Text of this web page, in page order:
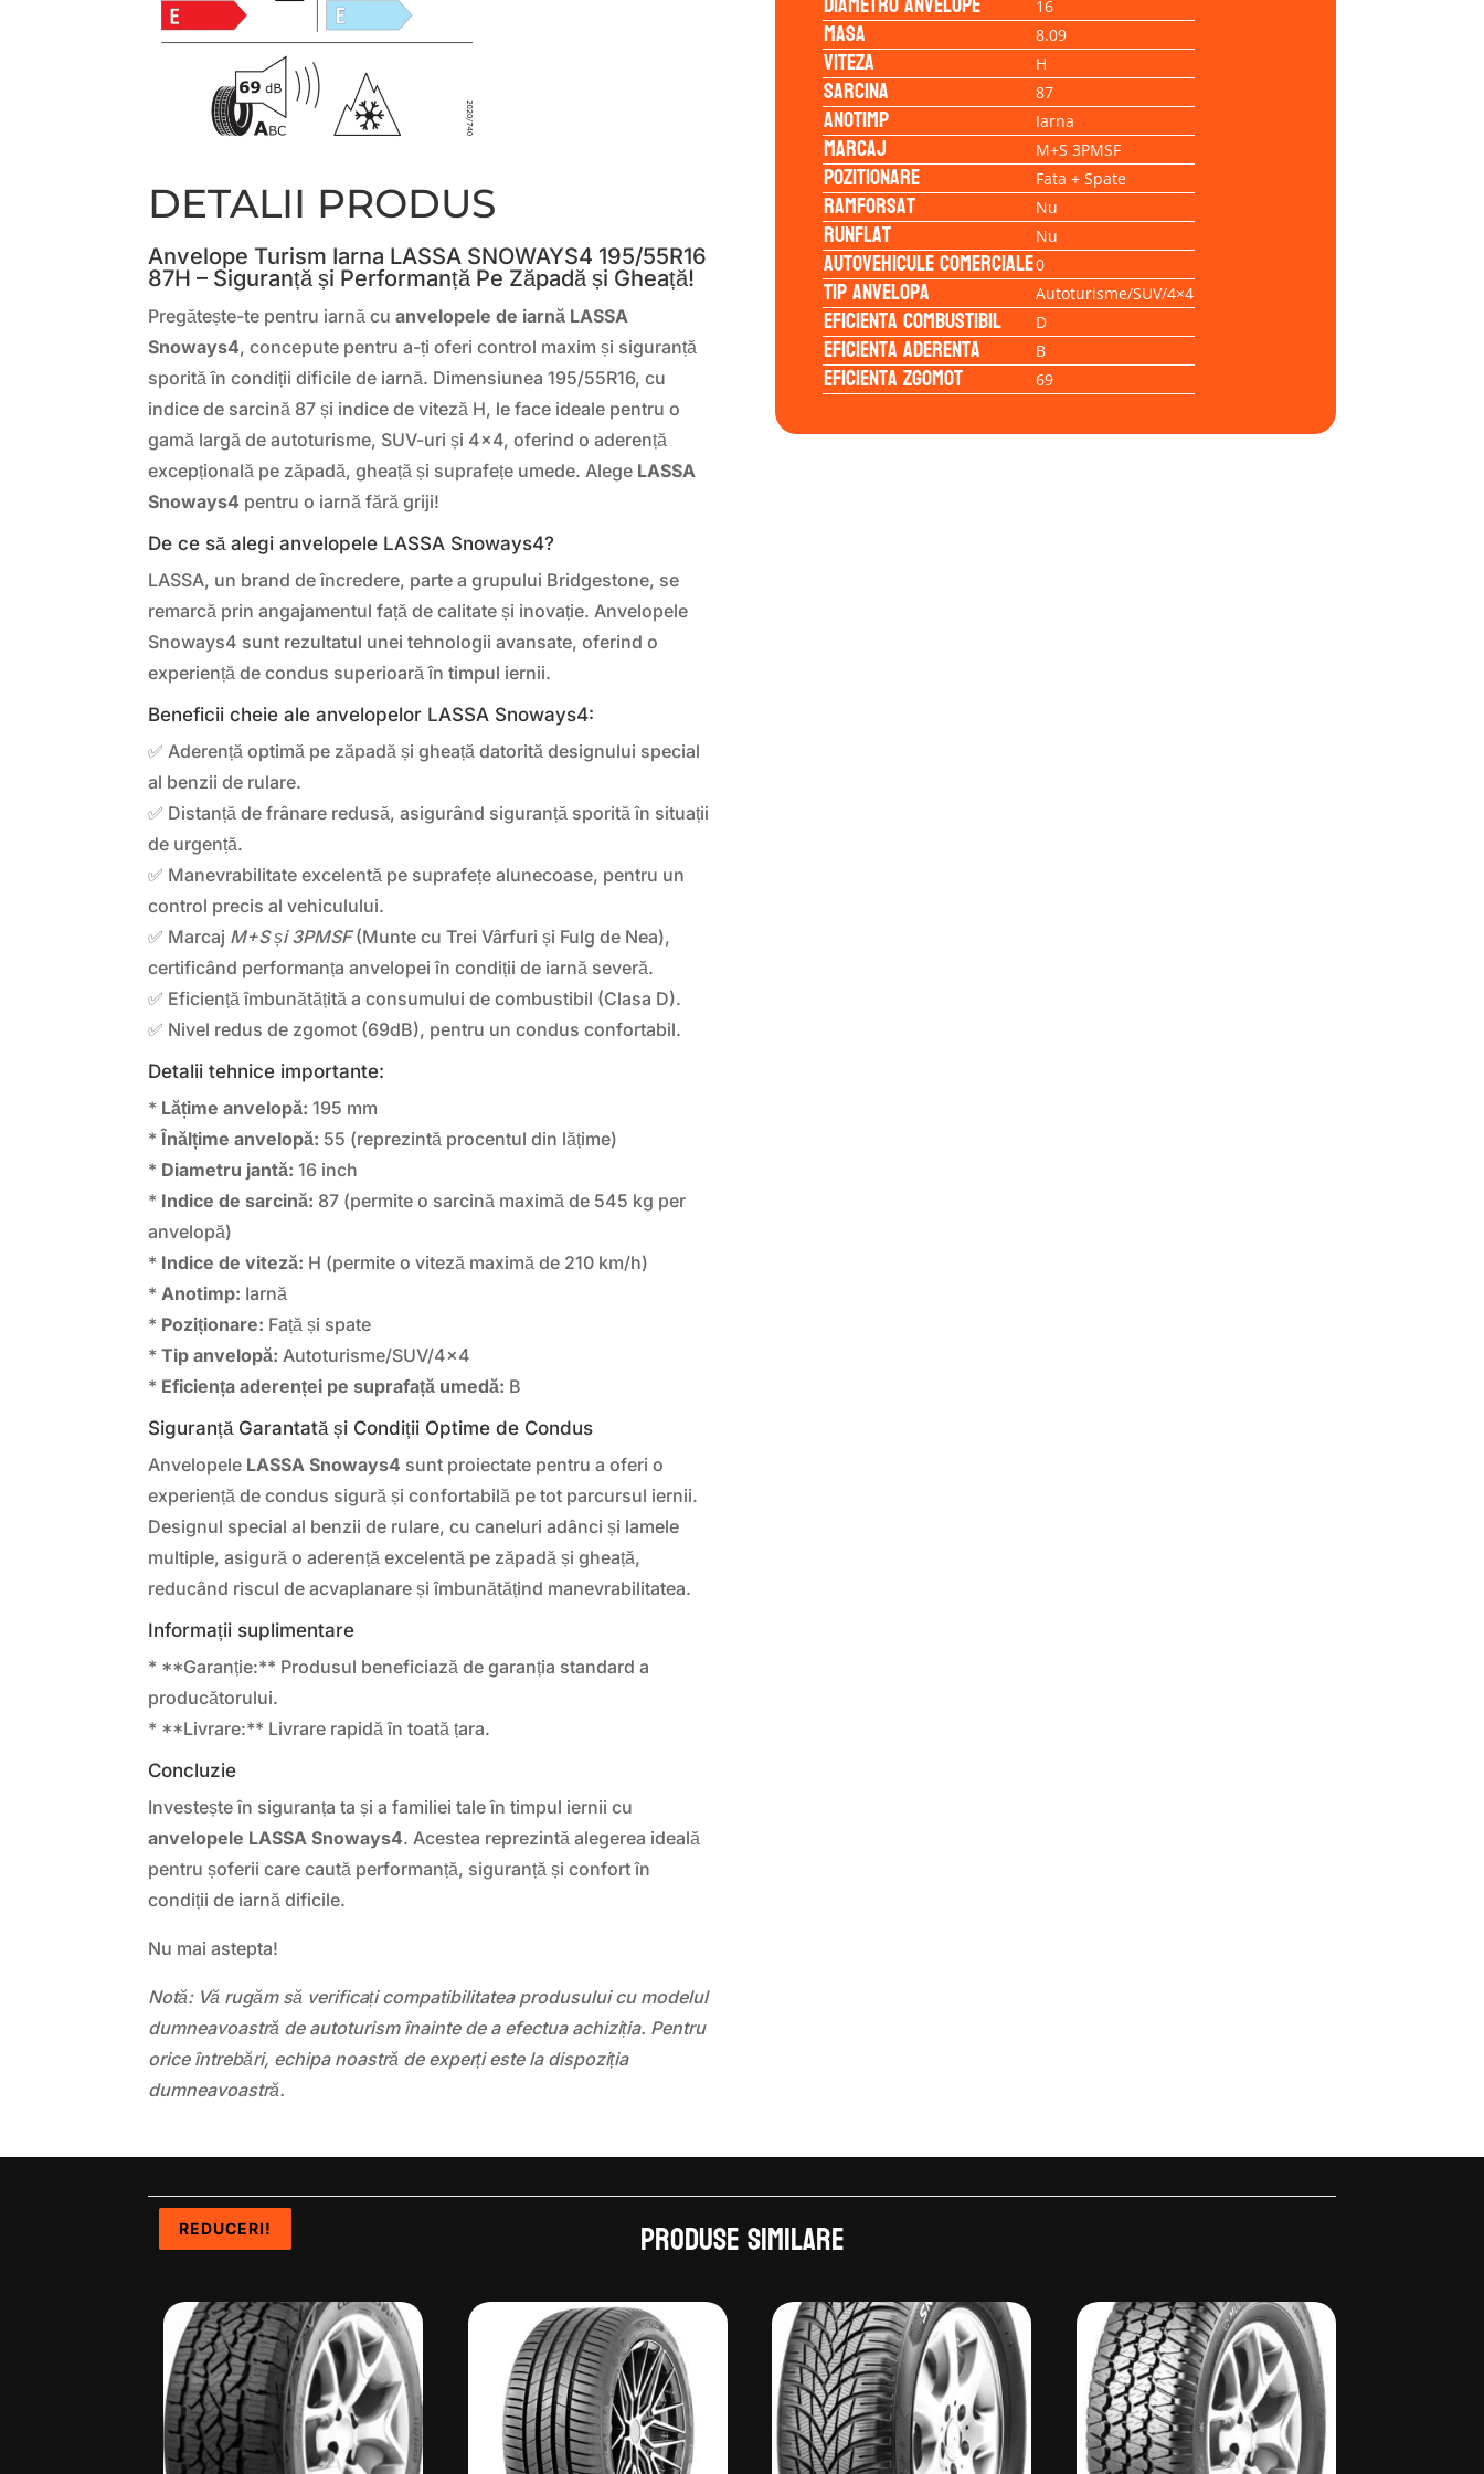
DETALII PRODUS
Anvelope Turism Iarna LASSA SNOWAYS4 195/55R16
87H – Siguranță și Performanță Pe Zăpadă și Gheață!
Pregătește-te pentru iarnă cuanvelopele de iarnă LASSA
Snoways4, concepute pentru a-ți oferi control maxim și siguranță
sporită în condiții dificile de iarnă. Dimensiunea 195/55R16, cu
indice de sarcină 87 și indice de viteză H, le face ideale pentru o
gamă largă de autoturisme, SUV-uri și 4×4, oferind o aderență
excepțională pe zăpadă, gheață și suprafețe umede. Alege LASSA
Snoways4 pentru o iarnă fără griji!
De ce să alegi anvelopele LASSA Snoways4?
LASSA, un brand de încredere, parte a grupului Bridgestone, se
remarcă prin angajamentul față de calitate și inovație. Anvelopele
Snoways4 sunt rezultatul unei tehnologii avansate, oferind o
experiență de condus superioară în timpul iernii.
Beneficii cheie ale anvelopelor LASSA Snoways4:
✅ Aderență optimă pe zăpadă și gheață datorită designului special
al benzii de rulare.
✅ Distanță de frânare redusă, asigurând siguranță sporită în situații
de urgență.
✅ Manevrabilitate excelentă pe suprafețe alunecoase, pentru un
control precis al vehiculului.
✅ Marcaj M+S și 3PMSF(Munte cu Trei Vârfuri și Fulg de Nea),
certificând performanța anvelopei în condiții de iarnă severă.
✅ Eficiență îmbunătățită a consumului de combustibil (Clasa D).
✅ Nivel redus de zgomot (69dB), pentru un condus confortabil.
Detalii tehnice importante:
* Lățime anvelopă: 195 mm
*Înălțime anvelopă: 55 (reprezintă procentul din lățime)
* Diametru jantă: 16 inch
* Indice de sarcină: 87 (permite o sarcină maximă de 545 kg per
anvelopă)
* Indice de viteză: H (permite o viteză maximă de 210 km/h)
* Anotimp: Iarnă
* Poziționare: Față și spate
*Tip anvelopă: Autoturisme/SUV/4×4
* Eficiența aderenței pe suprafață umedă: B
Siguranță Garantată și Condiții Optime de Condus
Anvelopele LASSA Snoways4 sunt proiectate pentru a oferi o
experiență de condus sigură și confortabilă pe tot parcursul iernii.
Designul special al benzii de rulare, cu caneluri adânci și lamele
multiple, asigură o aderență excelentă pe zăpadă și gheață,
reducând riscul de acvaplanare și îmbunătățind manevrabilitatea.
Informații suplimentare
* **Garanție:** Produsul beneficiază de garanția standard a
producătorului.
* **Livrare:** Livrare rapidă în toată țara.
Concluzie
Investește în siguranța ta și a familiei tale în timpul iernii cu
anvelopele LASSA Snoways4. Acestea reprezintă alegerea ideală
pentru șoferii care caută performanță, siguranță și confort în
condiții de iarnă dificile.
Nu mai astepta!
Notă: Vă rugăm să verificați compatibilitatea produsului cu modelul
dumneavoastră de autoturism înainte de a efectua achiziția. Pentru
orice întrebări, echipa noastră de experți este la dispoziția
dumneavoastră.
16
Masa 8.09
Viteza H
Sarcina 87
Anotimp Iarna
Marcaj M+S 3PMSF
Pozitionare Fata + Spate
Ramforsat Nu
Runflat Nu
Autovehicule comerciale0
Tip anvelopa Autoturisme/SUV/4×4
Eficienta Combustibil D
Eficienta Aderenta B
Eficienta Zgomot 69
Produse similare
REDUCERI!
REDUCERI!
REDUCERI!
REDUCERI!